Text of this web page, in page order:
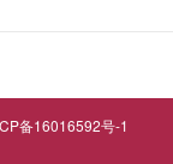
备16016592号-1